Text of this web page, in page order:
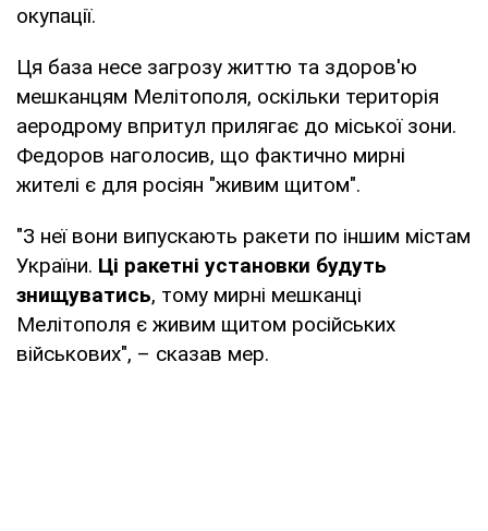
окупації.
Ця база несе загрозу життю та здоров'ю
мешканцям Мелітополя, оскільки територія
аеродрому впритул прилягає до міської зони.
Федоров наголосив, що фактично мирні
жителі є для росіян "живим щитом".
"З неї вони випускають ракети по іншим містам
України. Ці ракетні установки будуть
знищуватись, тому мирні мешканці
Мелітополя є живим щитом російських
військових", – сказав мер.